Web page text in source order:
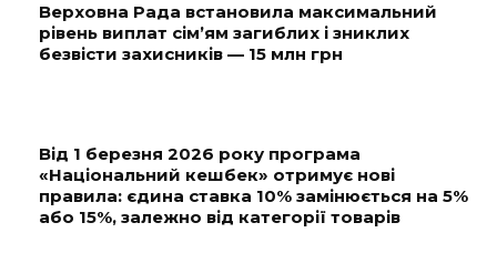
Верховна Рада встановила максимальний
рівень виплат сім’ям загиблих і зниклих
безвісти захисників — 15 млн грн
Від 1 березня 2026 року програма
«Національний кешбек» отримує нові
правила: єдина ставка 10% замінюється на 5%
або 15%, залежно від категорії товарів